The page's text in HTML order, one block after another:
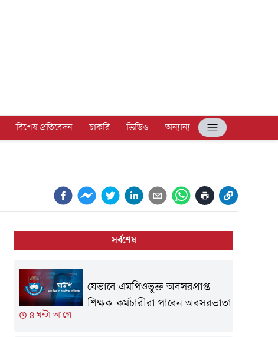
বিশেষ প্রতিবেদন চাকরি ভিডিও
অন্যান্য
সর্বশেষ
৪ ঘন্টা আগে
যেভাবে এমপিওভুক্ত অবসরপ্রাপ্ত
শিক্ষক-কর্মচারীরা পাবেন অবসরভাতা